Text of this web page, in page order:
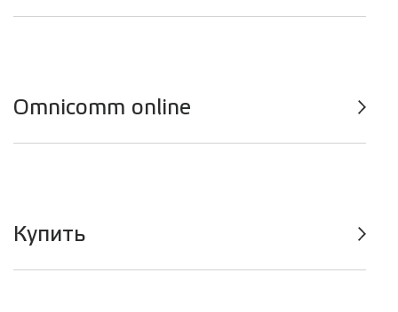
Omnicomm online
Купить